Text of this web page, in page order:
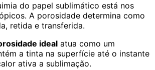
do papel sublimático está nos
A porosidade determina como
retida e transferida.
ideal atua como um
a tinta na superfície até o instante
ativa a sublimação.